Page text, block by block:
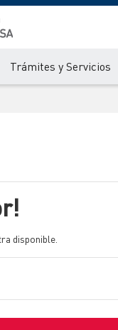
Trámites y Servicios
disponible.